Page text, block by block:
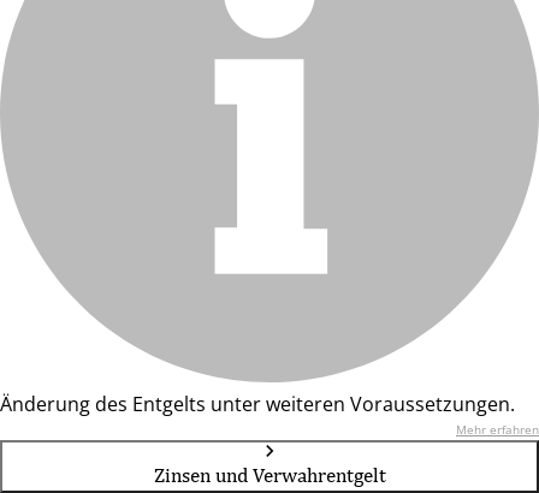
Änderung des Entgelts unter weiteren Voraussetzungen.
Mehr erfahren
Zinsen und Verwahrentgelt